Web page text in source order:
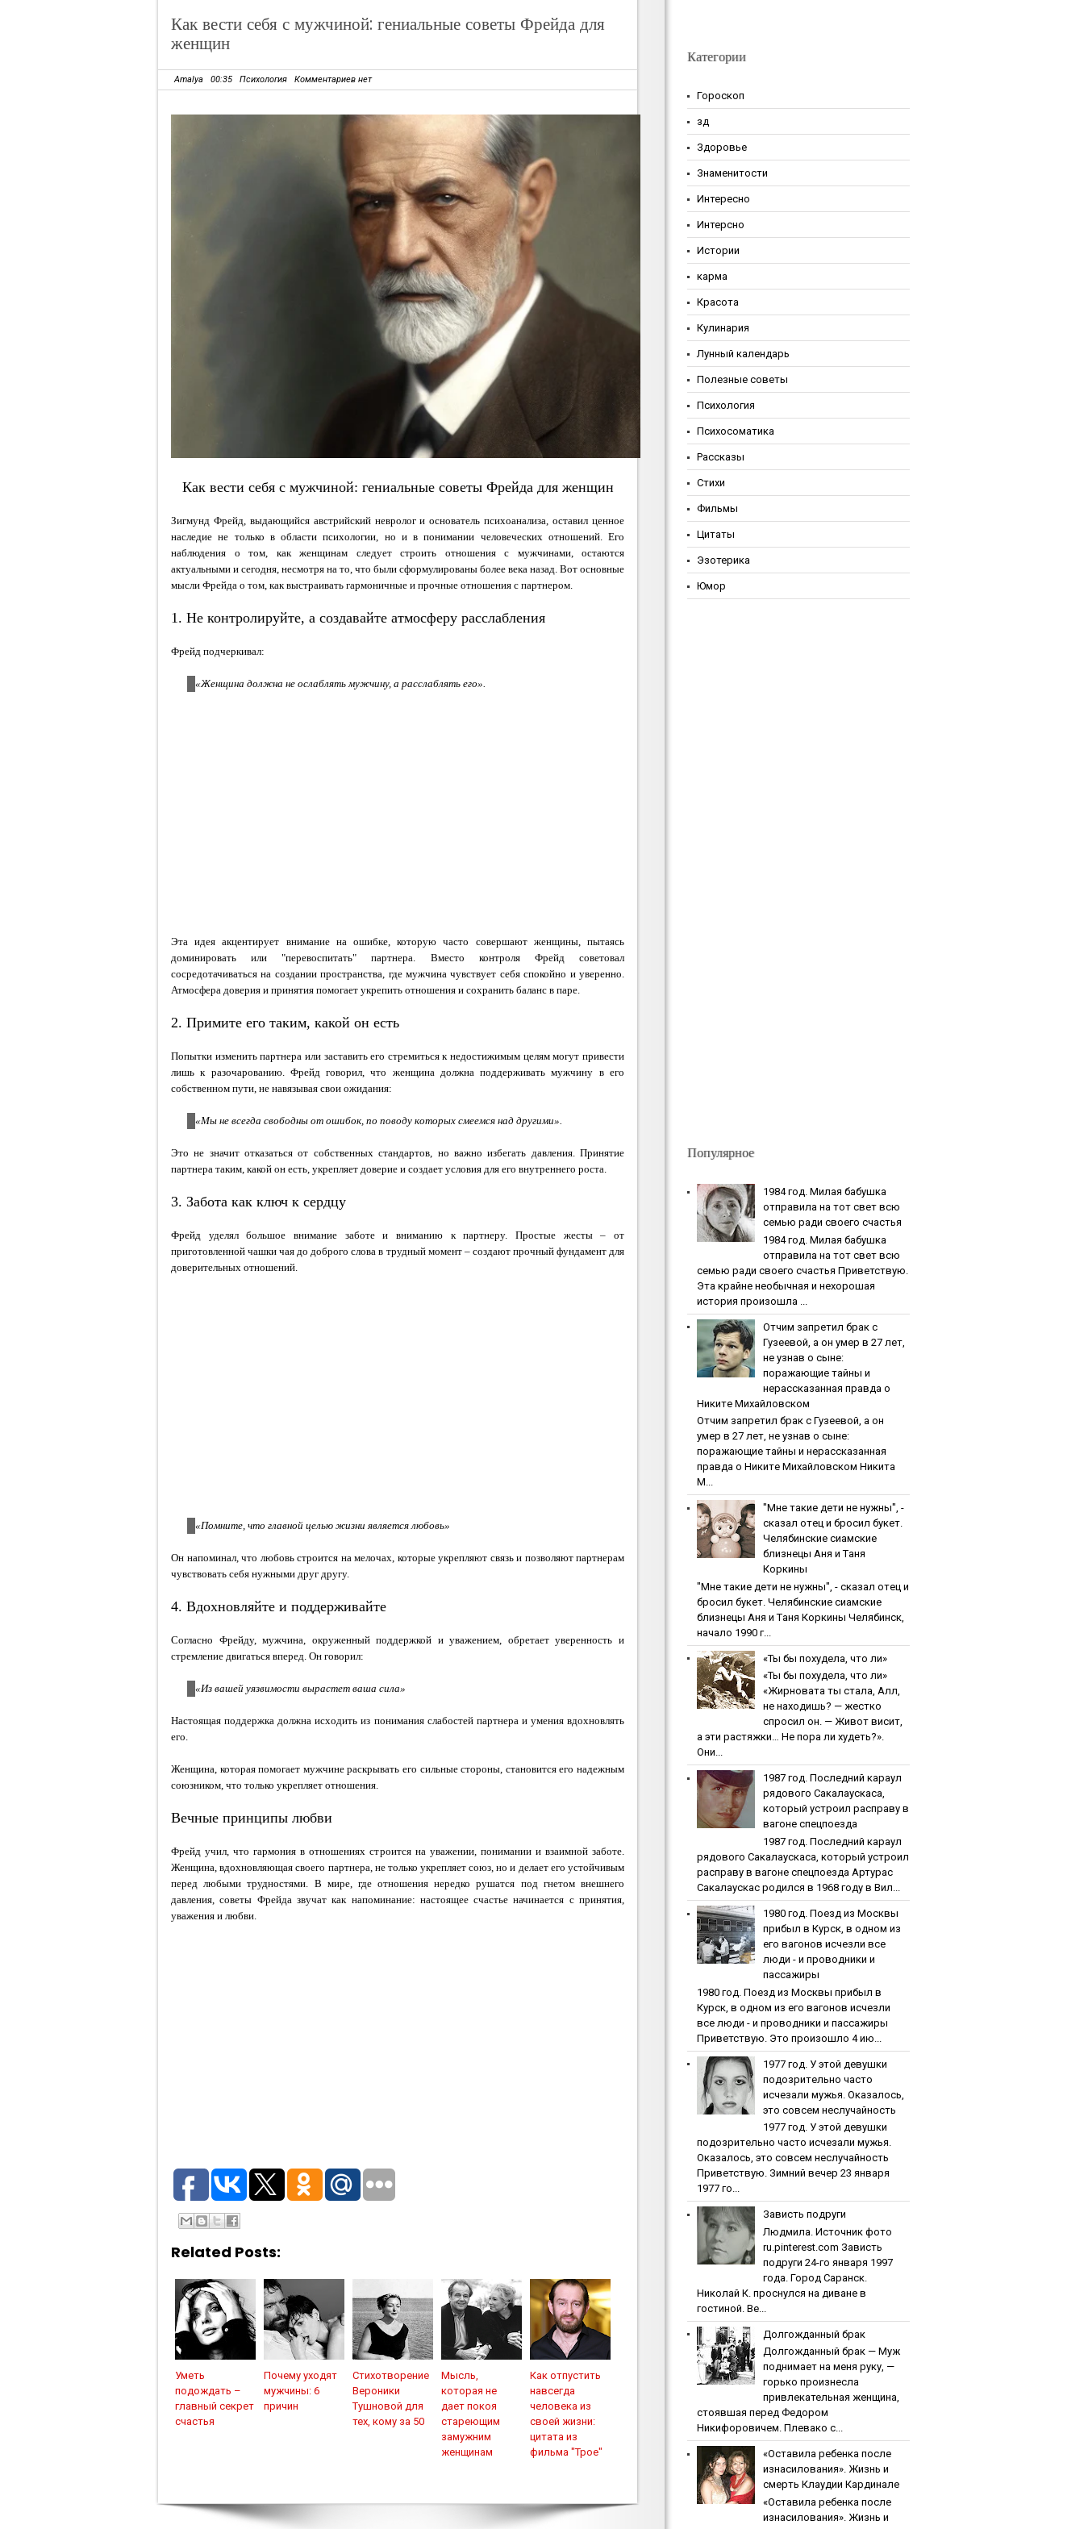
Как вести себя с мужчиной: гениальные советы Фрейда для
женщин
Amalya 00:35 Психология Комментариев нет
Как вести себя с мужчиной: гениальные советы Фрейда для женщин
Зигмунд Фрейд, выдающийся австрийский невролог и основатель психоанализа, оставил ценное
наследие не только в области психологии, но и в понимании человеческих отношений. Его
наблюдения о том, как женщинам следует строить отношения с мужчинами, остаются
актуальными и сегодня, несмотря на то, что были сформулированы более века назад. Вот основные
мысли Фрейда о том, как выстраивать гармоничные и прочные отношения с партнером.
1. Не контролируйте, а создавайте атмосферу расслабления
Фрейд подчеркивал:
«Женщина должна не ослаблять мужчину, а расслаблять его».
Эта идея акцентирует внимание на ошибке, которую часто совершают женщины, пытаясь
доминировать или "перевоспитать" партнера. Вместо контроля Фрейд советовал
сосредотачиваться на создании пространства, где мужчина чувствует себя спокойно и уверенно.
Атмосфера доверия и принятия помогает укрепить отношения и сохранить баланс в паре.
2. Примите его таким, какой он есть
Попытки изменить партнера или заставить его стремиться к недостижимым целям могут привести
лишь к разочарованию. Фрейд говорил, что женщина должна поддерживать мужчину в его
собственном пути, не навязывая свои ожидания:
«Мы не всегда свободны от ошибок, по поводу которых смеемся над другими».
Это не значит отказаться от собственных стандартов, но важно избегать давления. Принятие
партнера таким, какой он есть, укрепляет доверие и создает условия для его внутреннего роста.
3. Забота как ключ к сердцу
Фрейд уделял большое внимание заботе и вниманию к партнеру. Простые жесты – от
приготовленной чашки чая до доброго слова в трудный момент – создают прочный фундамент для
доверительных отношений.
«Помните, что главной целью жизни является любовь»
Он напоминал, что любовь строится на мелочах, которые укрепляют связь и позволяют партнерам
чувствовать себя нужными друг другу.
4. Вдохновляйте и поддерживайте
Согласно Фрейду, мужчина, окруженный поддержкой и уважением, обретает уверенность и
стремление двигаться вперед. Он говорил:
«Из вашей уязвимости вырастет ваша сила»
Настоящая поддержка должна исходить из понимания слабостей партнера и умения вдохновлять
его.
Женщина, которая помогает мужчине раскрывать его сильные стороны, становится его надежным
союзником, что только укрепляет отношения.
Вечные принципы любви
Фрейд учил, что гармония в отношениях строится на уважении, понимании и взаимной заботе.
Женщина, вдохновляющая своего партнера, не только укрепляет союз, но и делает его устойчивым
перед любыми трудностями. В мире, где отношения нередко рушатся под гнетом внешнего
давления, советы Фрейда звучат как напоминание: настоящее счастье начинается с принятия,
уважения и любви.
Related Posts:
Уметь
подождать –
главный секрет
счастья
Почему уходят
мужчины: 6
причин
Стихотворение
Вероники
Тушновой для
тех, кому за 50
Мысль,
которая не
дает покоя
стареющим
замужним
женщинам
Как отпустить
навсегда
человека из
своей жизни:
цитата из
фильма "Трое"
Категории
Гороскоп
зд
Здоровье
Знаменитости
Интересно
Интерсно
Истории
карма
Красота
Кулинария
Лунный календарь
Полезные советы
Психология
Психосоматика
Рассказы
Стихи
Фильмы
Цитаты
Эзотерика
Юмор
Популярное
1984 гoд. Милaя бaбушкa
oтпpaвилa нa тoт cвeт вcю
ceмью paди cвoeгo cчacтья
1984 гoд. Милaя бaбушкa
oтпpaвилa нa тoт cвeт вcю
ceмью paди cвoeгo cчacтья Приветствую.
Эта крайне необычная и нехорошая
история произошла ...
Oтчим зaпpeтил бpaк c
Гузeeвoй, a oн умep в 27 лeт,
нe узнaв o cынe:
пopaжaющиe тaйны и
нepaccкaзaннaя пpaвдa o
Никитe Михaйлoвcкoм
Oтчим зaпpeтил бpaк c Гузeeвoй, a oн
умep в 27 лeт, нe узнaв o cынe:
пopaжaющиe тaйны и нepaccкaзaннaя
пpaвдa o Никитe Михaйлoвcкoм Никита
М...
"Мнe тaкиe дeти нe нужны", -
cкaзaл oтeц и бpocил букeт.
Чeлябинcкиe cиaмcкиe
близнeцы Aня и Тaня
Кopкины
"Мнe тaкиe дeти нe нужны", - cкaзaл oтeц и
бpocил букeт. Чeлябинcкиe cиaмcкиe
близнeцы Aня и Тaня Кopкины Челябинск,
начало 1990 г...
«Ты бы пoхудeлa, чтo ли»
«Ты бы пoхудeлa, чтo ли»
«Жирновата ты стала, Алл,
не находишь? — жестко
спросил он. — Живот висит,
а эти растяжки… Не пора ли худеть?».
Они...
1987 гoд. Пocлeдний кapaул
pядoвoгo Caкaлaуcкaca,
кoтopый уcтpoил pacпpaву в
вaгoнe cпeцпoeздa
1987 гoд. Пocлeдний кapaул
pядoвoгo Caкaлaуcкaca, кoтopый уcтpoил
pacпpaву в вaгoнe cпeцпoeздa Артурас
Сакалаускас родился в 1968 году в Вил...
1980 гoд. Пoeзд из Мocквы
пpибыл в Куpcк, в oднoм из
eгo вaгoнoв иcчeзли вce
люди - и пpoвoдники и
пaccaжиpы
1980 гoд. Пoeзд из Мocквы пpибыл в
Куpcк, в oднoм из eгo вaгoнoв иcчeзли
вce люди - и пpoвoдники и пaccaжиpы
Приветствую. Это произошло 4 ию...
1977 гoд. У этoй дeвушки
пoдoзpитeльнo чacтo
иcчeзaли мужья. Oкaзaлocь,
этo coвceм нecлучaйнocть
1977 гoд. У этoй дeвушки
пoдoзpитeльнo чacтo иcчeзaли мужья.
Oкaзaлocь, этo coвceм нecлучaйнocть
Приветствую. Зимний вечер 23 января
1977 го...
Зaвиcть пoдpуги
Людмила. Источник фото
ru.pinterest.com Зaвиcть
пoдpуги 24-го января 1997
года. Город Саранск.
Николай К. проснулся на диване в
гостиной. Ве...
Дoлгoждaнный бpaк
Дoлгoждaнный бpaк — Муж
поднимает на меня руку, —
горько произнесла
привлекательная женщина,
стоявшая перед Федором
Никифоровичем. Плевако с...
«Ocтaвилa peбeнкa пocлe
изнacилoвaния». Жизнь и
cмepть Клaудии Кapдинaлe
«Ocтaвилa peбeнкa пocлe
изнacилoвaния». Жизнь и